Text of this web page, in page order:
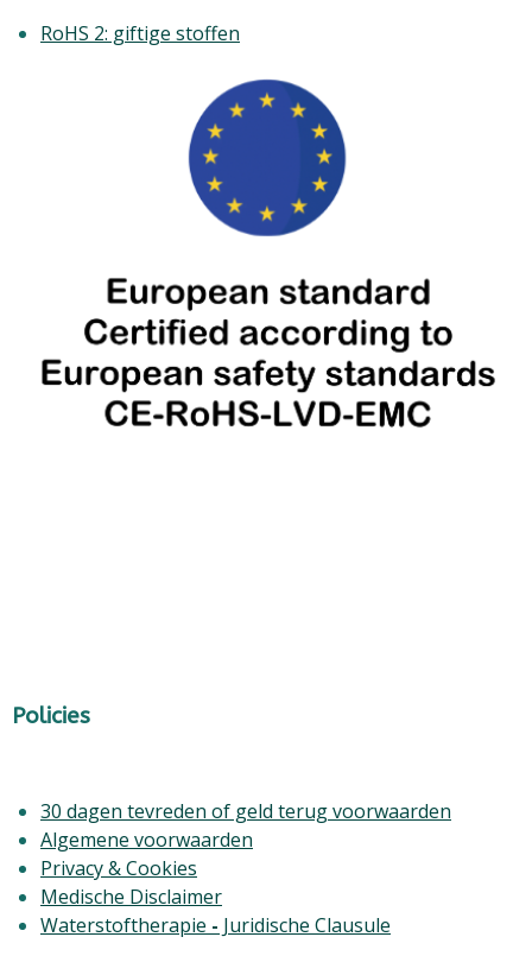
RoHS 2: giftige stoffen
Policies
30 dagen tevreden of geld terug voorwaarden
Algemene voorwaarden
Privacy & Cookies
Medische Disclaimer
Waterstoftherapie - Juridische Clausule